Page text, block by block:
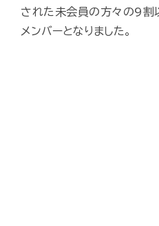
された未会員の方々の9割
メンバーとなりました。